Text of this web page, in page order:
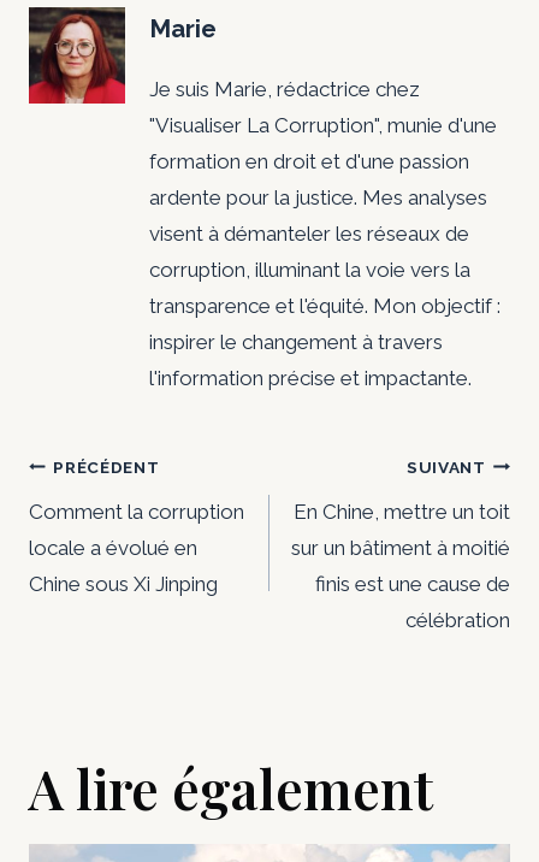
Marie
Je suis Marie, rédactrice chez
"Visualiser La Corruption", munie d'une
formation en droit et d'une passion
ardente pour la justice. Mes analyses
visent à démanteler les réseaux de
corruption, illuminant la voie vers la
transparence et l'équité. Mon objectif :
inspirer le changement à travers
l'information précise et impactante.
Navigation
de
l’article
PRÉCÉDENT
Comment la corruption
locale a évolué en
Chine sous Xi Jinping
SUIVANT
En Chine, mettre un toit
sur un bâtiment à moitié
finis est une cause de
célébration
A lire également